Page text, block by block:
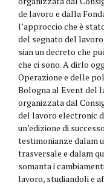
de lavoro e dalla
l’approccio che è
del segnato del
sian un decreto che
che ci sono. A dirlo
Operazione e delle
Bologna al Event del
organizzata dal
del lavoro electronic
un’edizione di
testimonianze dalam
trasversale e dalam
somanta i
lavoro, studiandoli e